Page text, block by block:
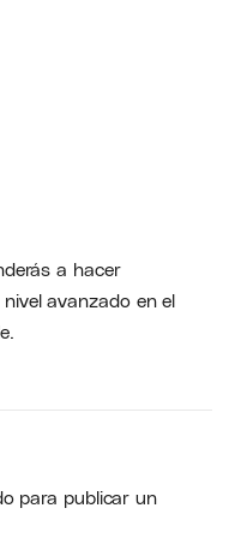
a hacer
avanzado en el
para publicar un